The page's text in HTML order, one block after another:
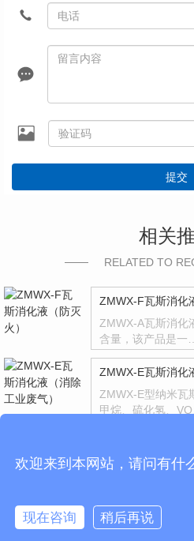
提交
相关
RELATED TO
ZMWX-F瓦斯消化
ZMWX-A瓦斯消化
含量，该产品是一…
ZMWX-E瓦斯消化
ZMWX-E型纳米瓦
甲烷、硫化氢、
ZMWX-D 纳米瓦
欢迎来到本网站，请问有什
现在咨询 稍后再说